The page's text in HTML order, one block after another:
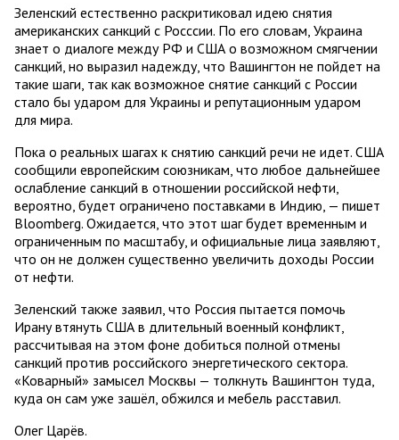
Зеленский естественно раскритиковал идею снятия
американских санкций с Росссии. По его словам, Украина
знает о диалоге между РФ и США о возможном смягчении
санкций, но выразил надежду, что Вашингтон не пойдет на
такие шаги, так как возможное снятие санкций с России
стало бы ударом для Украины и репутационным ударом
для мира.
Пока о реальных шагах к снятию санкций речи не идет. США
сообщили европейским союзникам, что любое дальнейшее
ослабление санкций в отношении российской нефти,
вероятно, будет ограничено поставками в Индию, — пишет
Bloomberg. Ожидается, что этот шаг будет временным и
ограниченным по масштабу, и официальные лица заявляют,
что он не должен существенно увеличить доходы России
от нефти.
Зеленский также заявил, что Россия пытается помочь
Ирану втянуть США в длительный военный конфликт,
рассчитывая на этом фоне добиться полной отмены
санкций против российского энергетического сектора.
«Коварный» замысел Москвы — толкнуть Вашингтон туда,
куда он сам уже зашёл, обжился и мебель расставил.
Олег Царёв.